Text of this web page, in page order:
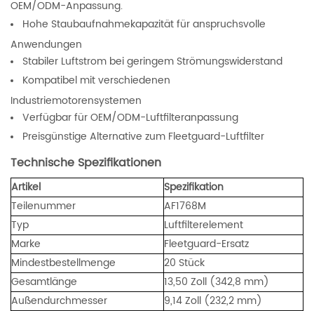
OEM/ODM-Anpassung.
Hohe Staubaufnahmekapazität für anspruchsvolle
Anwendungen
Stabiler Luftstrom bei geringem Strömungswiderstand
Kompatibel mit verschiedenen
Industriemotorensystemen
Verfügbar für OEM/ODM-Luftfilteranpassung
Preisgünstige Alternative zum Fleetguard-Luftfilter
Technische Spezifikationen
Artikel
Spezifikation
Teilenummer
AF1768M
Typ
Luftfilterelement
Marke
Fleetguard-Ersatz
Mindestbestellmenge
20 Stück
Gesamtlänge
13,50 Zoll (342,8 mm)
Außendurchmesser
9,14 Zoll (232,2 mm)